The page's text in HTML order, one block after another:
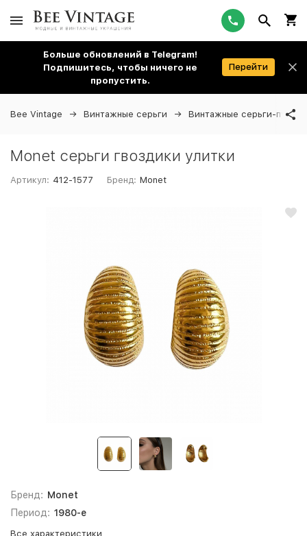
Больше обновлений в Telegram!
Подпишитесь, чтобы ничего не
пропустить.
Перейти
Bee Vintage Винтажные серьги Винтажные серьги-
Monet серьги гвоздики улитки
Артикул: 412-1577 Бренд: Monet
Бренд: Monet
Период: 1980-е
Все характеристики